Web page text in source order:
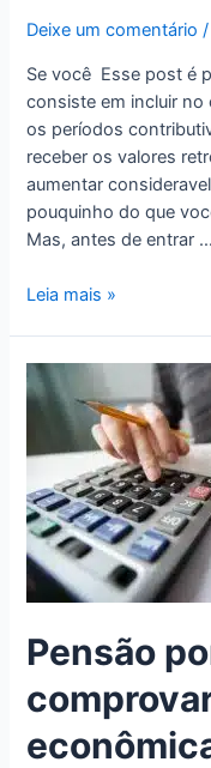
Deixe um comentário /
Se você Esse post é
consiste em incluir
os períodos
receber os valores
aumentar
pouquinho do que
Mas, antes de entrar …
Leia mais »
Pensão